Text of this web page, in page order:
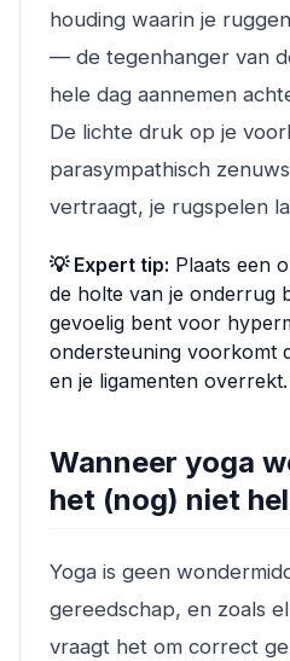
houding waarin je
— de tegenhanger van
hele dag aannemen
De lichte druk op je
parasympathisch
vertraagt, je rugspelen
💡 Expert tip: Plaats een
de holte van je onderrug
gevoelig bent voor
ondersteuning voorkomt
en je ligamenten overrekt.
Wanneer yoga
het (nog) niet
Yoga is geen
gereedschap, en zoals
vraagt het om correct